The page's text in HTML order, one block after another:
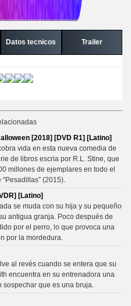
Datos tecnicos Trailer
[2018] [DVD R1] [Latino]
vida en esta nueva comedia de
de libros escria por R.L. Stine, que
millones de ejemplares en todo el
(2015).
[Latino]
se muda con su hija y su pequeño
antigua granja. Poco después de
por el perro, lo que provoca una
por la mordedura.
al revés cuando se entera que su
encuentra en su entrenadora una
sospechar que es una bruja.